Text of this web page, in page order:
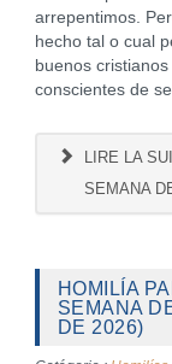
arrepentimos.
hecho tal o cual
buenos
conscientes de
LIRE LA
SEMANA
HOMILÍA
SEMANA
DE 2026)